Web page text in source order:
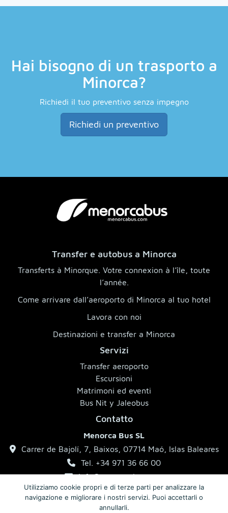
Hai bisogno di un trasporto a
Minorca?
Richiedi il tuo preventivo senza impegno
Richiedi un preventivo
Transfer e autobus a Minorca
Transferts à Minorque. Votre connexion à l’île, toute
l’année.
Come arrivare dall’aeroporto di Minorca al tuo hotel
Lavora con noi
Destinazioni e transfer a Minorca
Servizi
Transfer aeroporto
Escursioni
Matrimoni ed eventi
Bus Nit y Jaleobus
Contatto
Menorca Bus SL
Carrer de Bajolí, 7, Baixos, 07714 Maó, Islas Baleares
Tel. +34 971 36 66 00
info@menorcabus.com
Utilizziamo cookie propri e di terze parti per analizzare la
navigazione e migliorare i nostri servizi. Puoi accettarli o
annullarli.